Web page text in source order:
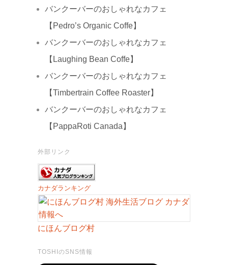
バンクーバーのおしゃれなカフェ
【Pedro’s Organic Coffe】
バンクーバーのおしゃれなカフェ
【Laughing Bean Coffe】
バンクーバーのおしゃれなカフェ
【Timbertrain Coffee Roaster】
バンクーバーのおしゃれなカフェ
【PappaRoti Canada】
外部リンク
カナダランキング
にほんブログ村
TOSHIのSNS情報